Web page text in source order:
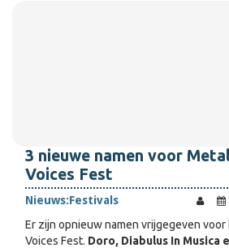
3 nieuwe namen voor
Voices Fest
Nieuws:Festivals
Er zijn opnieuw namen vrijgegeven voor
Voices Fest. Doro, Diabulus In Musica